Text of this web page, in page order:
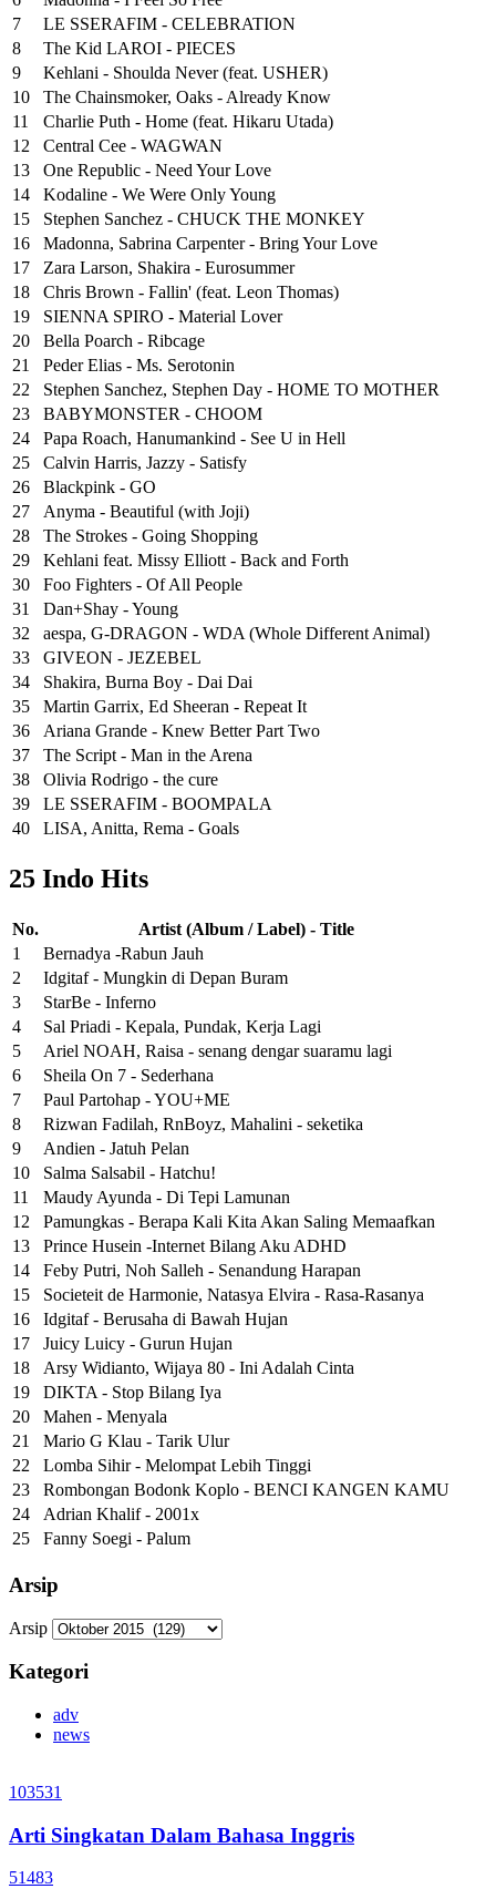
7
LE SSERAFIM - CELEBRATION
8
The Kid LAROI - PIECES
9
Kehlani - Shoulda Never (feat. USHER)
10
The Chainsmoker, Oaks - Already Know
11
Charlie Puth - Home (feat. Hikaru Utada)
12
Central Cee - WAGWAN
13
One Republic - Need Your Love
14
Kodaline - We Were Only Young
15
Stephen Sanchez - CHUCK THE MONKEY
16
Madonna, Sabrina Carpenter - Bring Your Love
17
Zara Larson, Shakira - Eurosummer
18
Chris Brown - Fallin' (feat. Leon Thomas)
19
SIENNA SPIRO - Material Lover
20
Bella Poarch - Ribcage
21
Peder Elias - Ms. Serotonin
22
Stephen Sanchez, Stephen Day - HOME TO MOTHER
23
BABYMONSTER - CHOOM
24
Papa Roach, Hanumankind - See U in Hell
25
⁠Calvin Harris, Jazzy - Satisfy
26
Blackpink - GO
27
Anyma - Beautiful (with Joji)
28
The Strokes - Going Shopping
29
Kehlani feat. Missy Elliott - Back and Forth
30
Foo Fighters - Of All People
31
Dan+Shay - Young
32
aespa, G-DRAGON - WDA (Whole Different Animal)
33
GIVEON - JEZEBEL
34
Shakira, Burna Boy - Dai Dai
35
Martin Garrix, Ed Sheeran - Repeat It
36
Ariana Grande - Knew Better Part Two
37
The Script - Man in the Arena
38
Olivia Rodrigo - the cure
39
LE SSERAFIM - BOOMPALA
40
LISA, Anitta, Rema - Goals
25 Indo Hits
No.
Artist (Album / Label) - Title
1
Bernadya -Rabun Jauh
2
Idgitaf - Mungkin di Depan Buram
3
StarBe - Inferno
4
Sal Priadi - Kepala, Pundak, Kerja Lagi
5
Ariel NOAH, Raisa - senang dengar suaramu lagi
6
Sheila On 7 - Sederhana
7
Paul Partohap - YOU+ME
8
Rizwan Fadilah, RnBoyz, Mahalini - seketika
9
Andien - Jatuh Pelan
10
Salma Salsabil - Hatchu!
11
Maudy Ayunda - Di Tepi Lamunan
12
Pamungkas - Berapa Kali Kita Akan Saling Memaafkan
13
Prince Husein -Internet Bilang Aku ADHD
14
Feby Putri, Noh Salleh - Senandung Harapan
15
Societeit de Harmonie, Natasya Elvira - Rasa-Rasanya
16
Idgitaf - Berusaha di Bawah Hujan
17
Juicy Luicy - Gurun Hujan
18
Arsy Widianto, Wijaya 80 - Ini Adalah Cinta
19
DIKTA - Stop Bilang Iya
20
Mahen - Menyala
21
Mario G Klau - Tarik Ulur
22
Lomba Sihir - Melompat Lebih Tinggi
23
Rombongan Bodonk Koplo - BENCI KANGEN KAMU
24
Adrian Khalif - 2001x
25
Fanny Soegi - Palum
Arsip
Arsip
Kategori
adv
news
103531
Arti Singkatan Dalam Bahasa Inggris
51483